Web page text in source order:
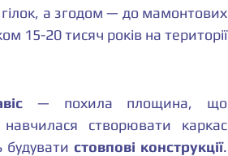
гілок, а згодом — до мамонтових
15-20 тисяч років на території
— похила площина, що
створювати каркас
будувати стовпові конструкції.